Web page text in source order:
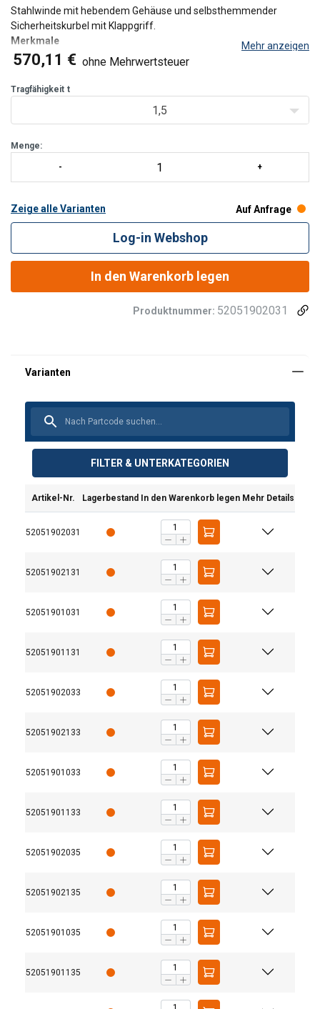
Stahlwinde mit hebendem Gehäuse und selbsthemmender
Sicherheitskurbel mit Klappgriff.
Merkmale
VHS= Standardmodell
VHS-R
KBH= Kurzes Modell mit geringer Bauhöhe
Mehr anzeigen
570,11 € ohne Mehrwertsteuer
Tragfähigkeit t
1,5
Menge:
Zeige alle Varianten Auf Anfrage
Log-in Webshop
In den Warenkorb legen
Produktnummer: 52051902031
FILTER & UNTERKATEGORIEN
Artikel-Nr. Lagerbestand In den Warenkorb legen Mehr Details
52051902031
52051902131
52051901031
52051901131
52051902033
52051902133
52051901033
52051901133
52051902035
52051902135
52051901035
52051901135